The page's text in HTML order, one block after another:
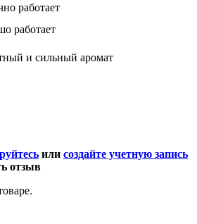
работает
работает
и сильный аромат
или создайте учетную запись
отзыв